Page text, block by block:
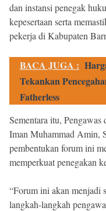
dan instansi penegak
kepesertaan serta
pekerja di Kabupaten
BACA JUGA :
Tekankan
Fatherless
Sementara itu, Pengawas
Iman Muhammad Amin,
pembentukan forum ini
memperkuat penegakan
“Forum ini akan menjadi
langkah-langkah